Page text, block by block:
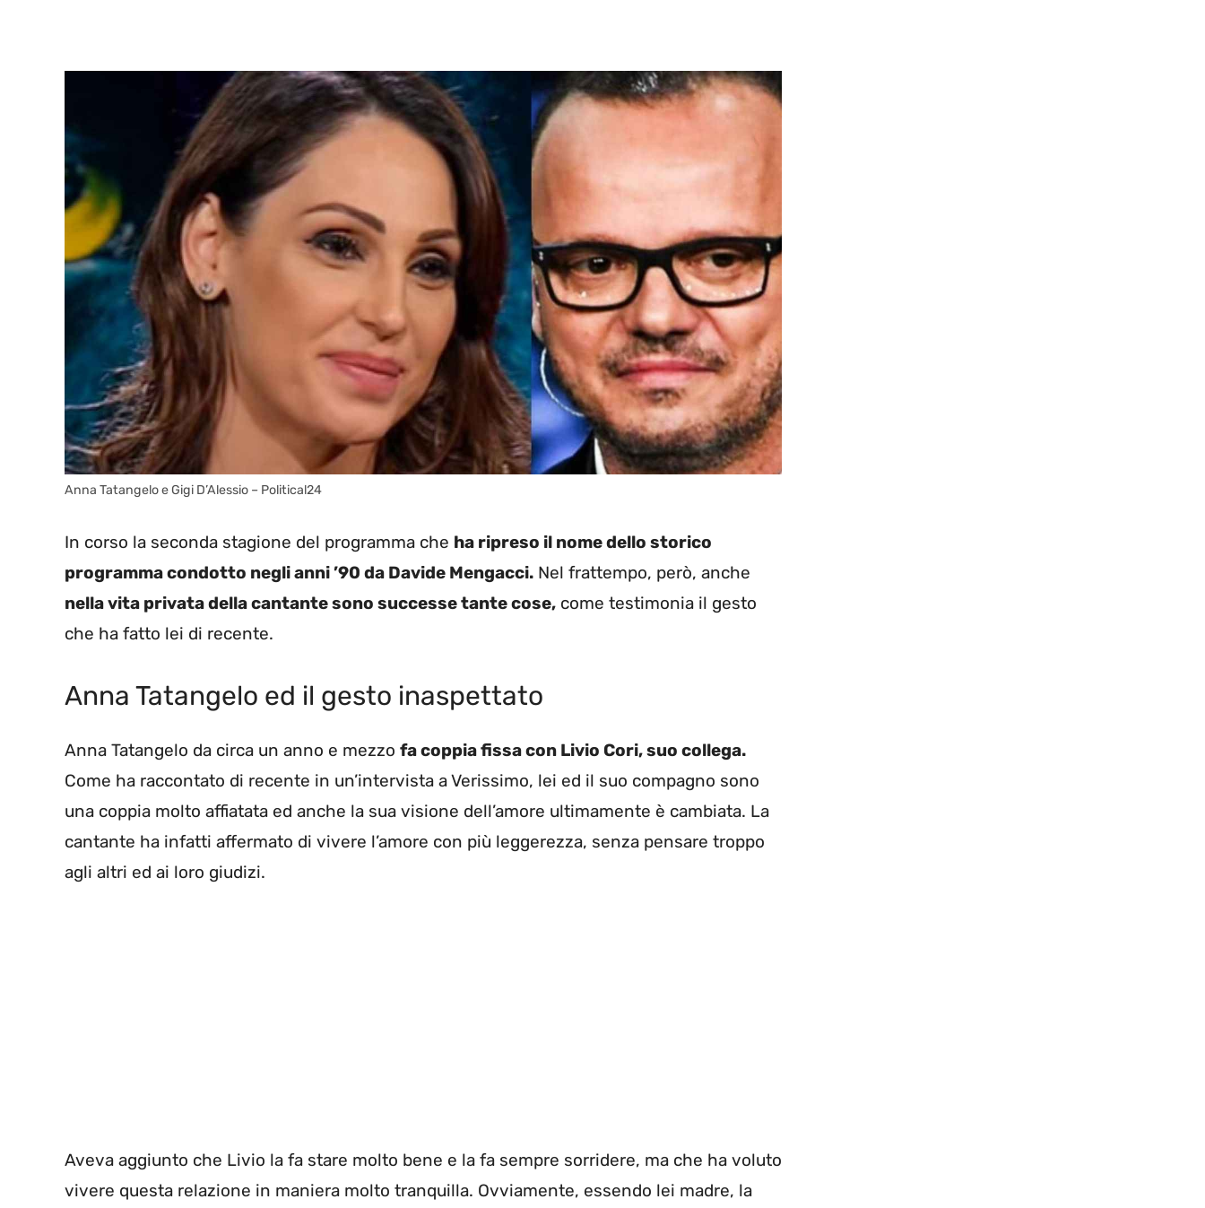
Anna Tatangelo e Gigi D’Alessio – Political24
In corso la seconda stagione del programma che ha ripreso il nome dello storico
programma condotto negli anni ’90 da Davide Mengacci. Nel frattempo, però, anche
nella vita privata della cantante sono successe tante cose, come testimonia il gesto
che ha fatto lei di recente.
Anna Tatangelo ed il gesto inaspettato
Anna Tatangelo da circa un anno e mezzo fa coppia fissa con Livio Cori, suo collega.
Come ha raccontato di recente in un’intervista a Verissimo, lei ed il suo compagno sono
una coppia molto affiatata ed anche la sua visione dell’amore ultimamente è cambiata. La
cantante ha infatti affermato di vivere l’amore con più leggerezza, senza pensare troppo
agli altri ed ai loro giudizi.
Aveva aggiunto che Livio la fa stare molto bene e la fa sempre sorridere, ma che ha voluto
vivere questa relazione in maniera molto tranquilla. Ovviamente, essendo lei madre, la